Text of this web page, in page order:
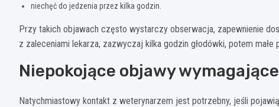
niechęć do jedzenia przez kilka godzin.
Przy takich objawach często wystarczy obserwacja, zapewnienie
z zaleceniami lekarza, zazwyczaj kilka godzin głodówki, potem małe
Niepokojące objawy
Natychmiastowy kontakt z weterynarzem jest potrzebny, jeśli